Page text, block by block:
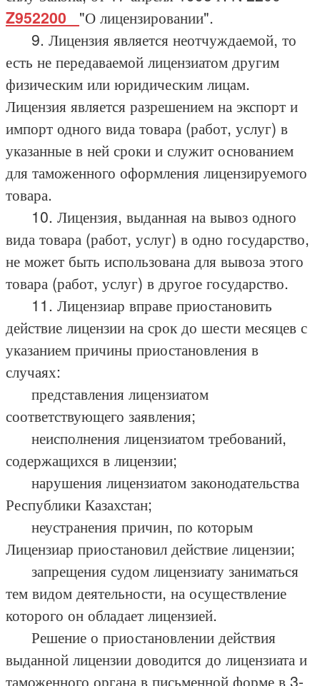
Z952200_ "О лицензировании".
9. Лицензия является неотчуждаемой, то
есть не передаваемой лицензиатом другим
физическим или юридическим лицам.
Лицензия является разрешением на экспорт и
импорт одного вида товара (работ, услуг) в
указанные в ней сроки и служит основанием
для таможенного оформления лицензируемого
товара.
10. Лицензия, выданная на вывоз одного
вида товара (работ, услуг) в одно государство,
не может быть использована для вывоза этого
товара (работ, услуг) в другое государство.
11. Лицензиар вправе приостановить
действие лицензии на срок до шести месяцев с
указанием причины приостановления в
случаях:
представления лицензиатом
соответствующего заявления;
неисполнения лицензиатом требований,
содержащихся в лицензии;
нарушения лицензиатом законодательства
Республики Казахстан;
неустранения причин, по которым
Лицензиар приостановил действие лицензии;
запрещения судом лицензиату заниматься
тем видом деятельности, на осуществление
которого он обладает лицензией.
Решение о приостановлении действия
выданной лицензии доводится до лицензиата и
таможенного органа в письменной форме в 3-